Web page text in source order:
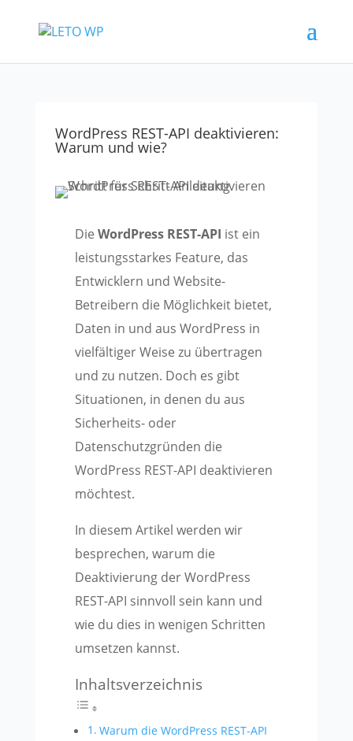
WordPress REST-API deaktivieren:
Warum und wie?
Die WordPress REST-API ist ein
leistungsstarkes Feature, das
Entwicklern und Website-
Betreibern die Möglichkeit bietet,
Daten in und aus WordPress in
vielfältiger Weise zu übertragen
und zu nutzen. Doch es gibt
Situationen, in denen du aus
Sicherheits- oder
Datenschutzgründen die
WordPress REST-API deaktivieren
möchtest.
In diesem Artikel werden wir
besprechen, warum die
Deaktivierung der WordPress
REST-API sinnvoll sein kann und
wie du dies in wenigen Schritten
umsetzen kannst.
Inhaltsverzeichnis
Warum die WordPress REST-API